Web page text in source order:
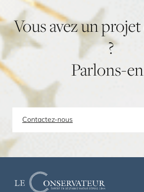
Vousavezunprojet
?
Parlons-en
Contactez-nous